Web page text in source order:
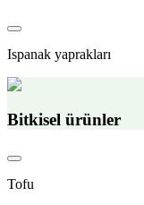
Ispanak yaprakları
Bitkisel ürünler
Tofu